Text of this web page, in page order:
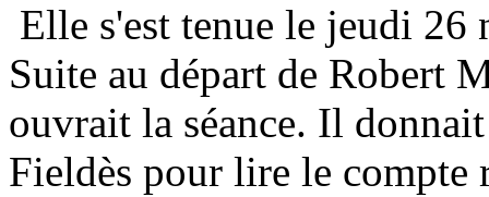
Elle s'est tenue le jeudi 26
Suite au départ de Robert
ouvrait la séance. Il
Fieldès pour lire le compte